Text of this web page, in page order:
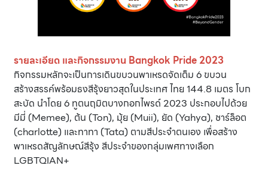
รายละเอียด และกิจกรรมงาน Bangkok Pride 2023
กิจกรรมหลักจะเป็นการเดินขบวนพาเหรดจัดเต็ม 6 ขบวน
สร้างสรรค์พร้อมธงสีรุ้งยาวสุดในประเทศ ไทย 144.8 เมตร โบก
สะบัด นำโดย 6 ทูตนฤมิตบางกอกไพรด์ 2023 ประกอบไปด้วย
มีมี่ (Memee), ต้น (Ton), มุ้ย (Muii), ยัด (Yahya), ชาร์ล็อต
(charlotte) และทาทา (Tata) ตามสีประจำตนเอง เพื่อสร้าง
พาเหรดสัญลักษณ์สีรุ้ง สีประจำของกลุ่มเพศทางเลือก
LGBTQIAN+